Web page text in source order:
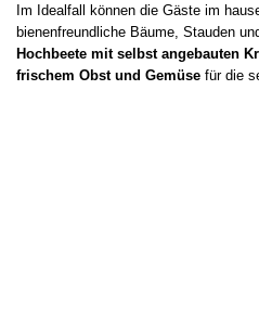
Im Idealfall können die Gäste im
bienenfreundliche Bäume, Stauden
Hochbeete mit selbst angebauten
frischem Obst und Gemüse für die